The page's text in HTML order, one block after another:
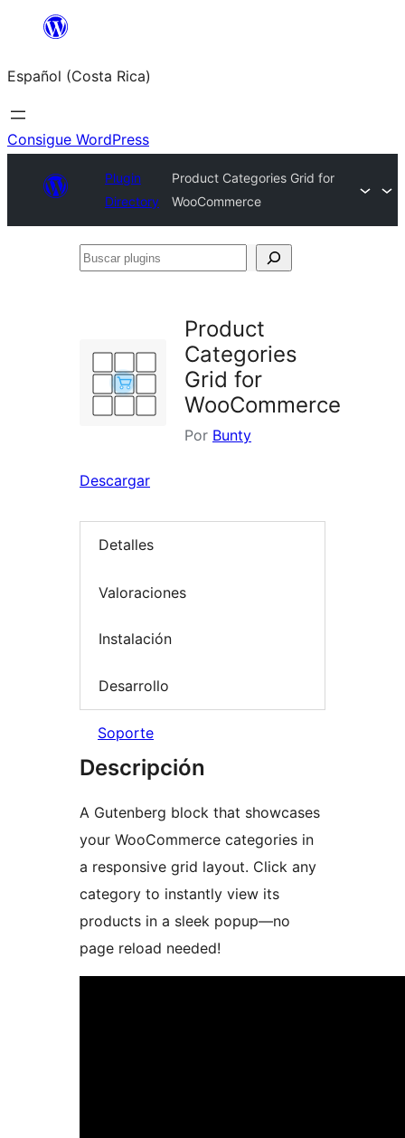
Saltar
contenido
Español (Costa Rica)
Consigue WordPress
Plugin
Directory
Product Categories Grid for
WooCommerce
Buscar
Product
Categories
Grid for
WooCommerce
Por Bunty
Descargar
Detalles
Valoraciones
Instalación
Desarrollo
Soporte
Descripción
A Gutenberg block that showcases
your WooCommerce categories in
a responsive grid layout. Click any
category to instantly view its
products in a sleek popup—no
page reload needed!